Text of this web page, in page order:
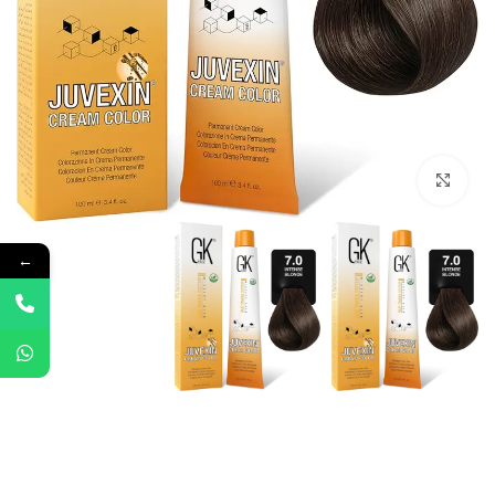
Click to enlarge
←